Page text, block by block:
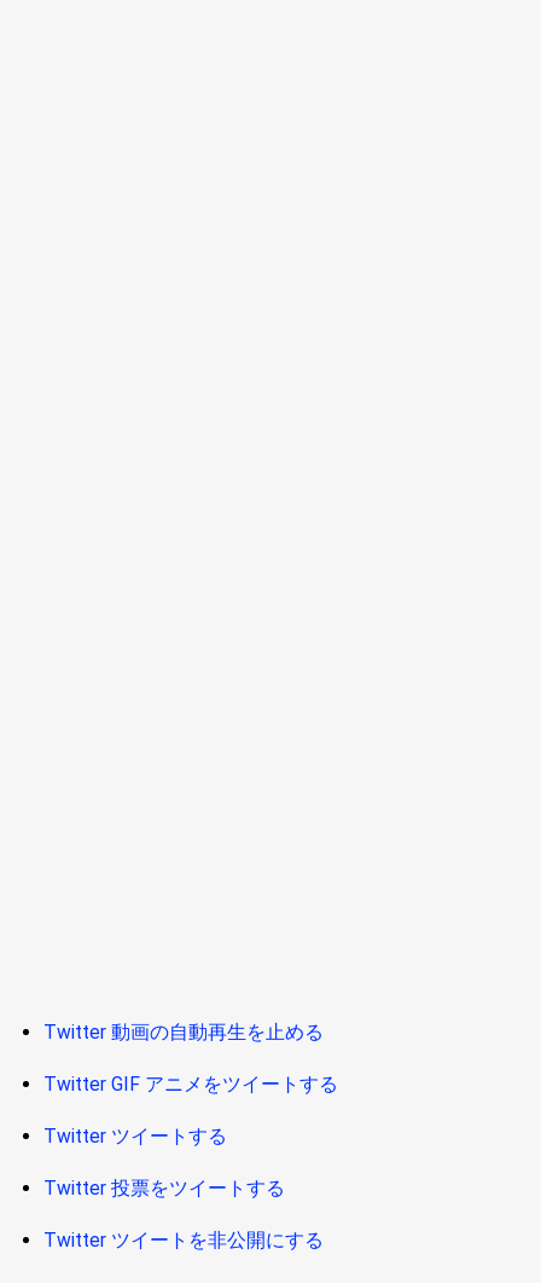
Twitter 動画の自動再生を止める
Twitter GIF アニメをツイートする
Twitter ツイートする
Twitter 投票をツイートする
Twitter ツイートを非公開にする